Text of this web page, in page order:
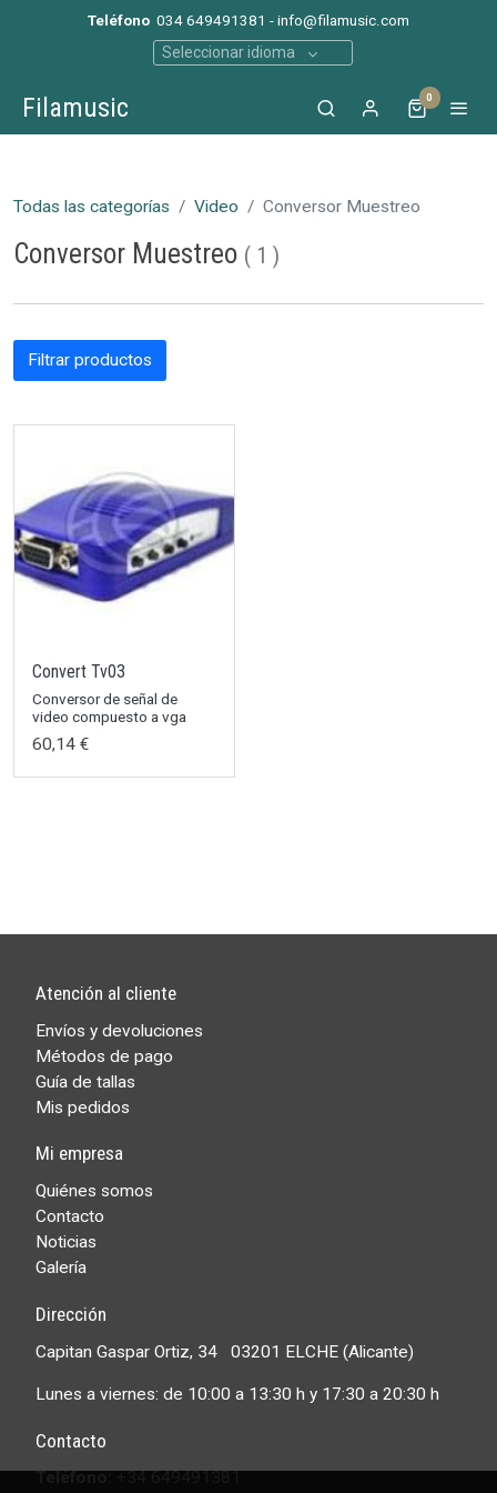
Teléfono 034 649491381 - info@filamusic.com
Seleccionar idioma
Filamusic 0
Todas las categorías Video Conversor Muestreo
Conversor Muestreo ( 1 )
Filtrar productos
Convert Tv03
Conversor de señal de
video compuesto a vga
60,14 €
Atención al cliente
Envíos y devoluciones
Métodos de pago
Guía de tallas
Mis pedidos
Mi empresa
Quiénes somos
Contacto
Noticias
Galería
Dirección
Capitan Gaspar Ortiz, 34 03201 ELCHE (Alicante)
Lunes a viernes: de 10:00 a 13:30 h y 17:30 a 20:30 h
Contacto